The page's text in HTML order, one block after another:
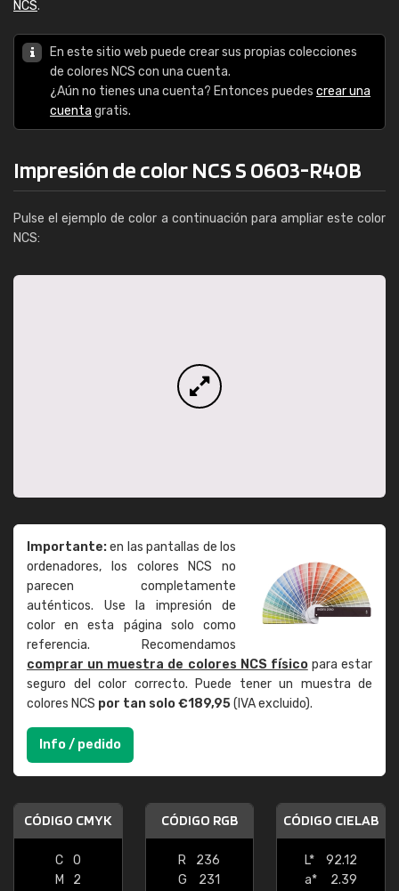
NCS.
En este sitio web puede crear sus propias colecciones
de colores NCS con una cuenta.
¿Aún no tienes una cuenta? Entonces puedes crear una
cuenta gratis.
Impresión de color NCS S 0603-R40B
Pulse el ejemplo de color a continuación para ampliar este color
NCS:
Importante:en las pantallas de los
ordenadores, los colores NCS no
parecen completamente
auténticos. Use la impresión de
color en esta página solo como
referencia. Recomendamos
comprar un muestra de colores NCS físicopara estar
seguro del color correcto. Puede tener un muestra de
colores NCS por tan solo €189,95(IVA excluido).
Info / pedido
CÓDIGO CMYK
C
0
M
2
CÓDIGO RGB
R
236
G
231
CÓDIGO CIELAB
L*
92.12
a*
2.39